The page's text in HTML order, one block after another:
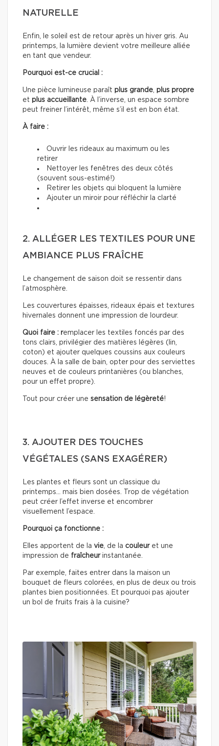
NATURELLE
Enfin, le soleil est de retour après un hiver gris. Au
printemps, la lumière devient votre meilleure alliée
en tant que vendeur.
Pourquoi est-ce crucial :
Une pièce lumineuse paraît plus grande, plus propre
et plus accueillante. À l’inverse, un espace sombre
peut freiner l’intérêt, même s’il est en bon état.
À faire :
Ouvrir les rideaux au maximum ou les
retirer
Nettoyer les fenêtres des deux côtés
(souvent sous-estimé!)
Retirer les objets qui bloquent la lumière
Ajouter un miroir pour réfléchir la clarté
2. ALLÉGER LES TEXTILES POUR UNE
AMBIANCE PLUS FRAÎCHE
Le changement de saison doit se ressentir dans
l’atmosphère.
Les couvertures épaisses, rideaux épais et textures
hivernales donnent une impression de lourdeur.
Quoi faire : remplacer les textiles foncés par des
tons clairs, privilégier des matières légères (lin,
coton) et ajouter quelques coussins aux couleurs
douces. À la salle de bain, opter pour des serviettes
neuves et de couleurs printanières (ou blanches,
pour un effet propre).
Tout pour créer une sensation de légèreté!
3. AJOUTER DES TOUCHES
VÉGÉTALES (SANS EXAGÉRER)
Les plantes et fleurs sont un classique du
printemps… mais bien dosées. Trop de végétation
peut créer l’effet inverse et encombrer
visuellement l’espace.
Pourquoi ça fonctionne :
Elles apportent de la vie, de la couleuret une
impression de fraîcheurinstantanée.
Par exemple, faites entrer dans la maison un
bouquet de fleurs colorées, en plus de deux ou trois
plantes bien positionnées. Et pourquoi pas ajouter
un bol de fruits frais à la cuisine?